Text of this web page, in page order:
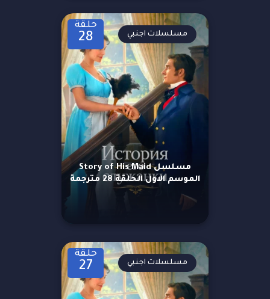
حلقة
28
مسلسل Story of His Maid
الموسم الاول الحلقة 28 مترجمة
مسلسلات اجنبي
حلقة
27 مسلسلات اجنبي